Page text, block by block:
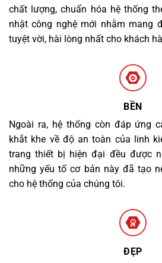
chất lượng, chuẩn hóa hệ thống
nhật công nghệ mới nhằm mang
tuyệt vời, hài lòng nhất cho khách
BỀN
Ngoài ra, hệ thống còn đáp ứng
khắt khe về độ an toàn của linh
trang thiết bị hiện đại đều được
những yếu tố cơ bản này đã tạo
cho hệ thống của chúng tôi.
ĐẸP